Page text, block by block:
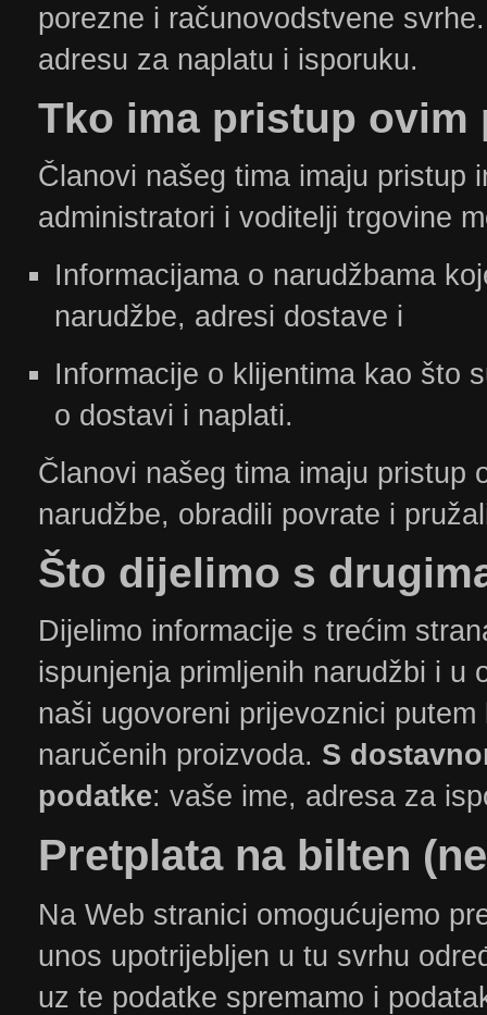
porezne i računovodstvene
adresu za naplatu i isporuku.
​Tko ima pristup ovim
Članovi našeg tima imaju pristup
administratori i voditelji trgovine
Informacijama o narudžbama
narudžbe, adresi dostave i
Informacije o klijentima kao što
o dostavi i naplati.
Članovi našeg tima imaju pristup
narudžbe, obradili povrate i
​Što dijelimo s
Dijelimo informacije s trećim
ispunjenja primljenih narudžbi i u
naši ugovoreni prijevoznici
naručenih proizvoda. S
podatke: vaše ime, adresa za
​Pretplatana bilten
Na Web stranici omogućujemo
unos upotrijebljen u tu svrhu
uz te podatke spremamo i